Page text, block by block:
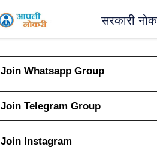
सरकारी
Join Whatsapp Group
Join Telegram Group
Join Instagram